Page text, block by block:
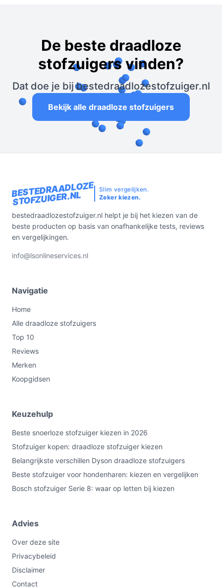
De beste draadloze
stofzuigers vinden?
Dat doe je bij bestedraadlozestofzuiger.nl
Bekijk alle draadloze stofzuigers
BESTEDRAADLOZE
STOFZUIGER.NL
Slim vergelijken.
Zeker kiezen.
bestedraadlozestofzuiger.nl helpt je bij het kiezen van de
beste producten op basis van onafhankelijke tests, reviews
en vergelijkingen.
info@lsonlineservices.nl
Navigatie
Home
Alle draadloze stofzuigers
Top 10
Reviews
Merken
Koopgidsen
Keuzehulp
Beste snoerloze stofzuiger kiezen in 2026
Stofzuiger kopen: draadloze stofzuiger kiezen
Belangrijkste verschillen Dyson draadloze stofzuigers
Beste stofzuiger voor hondenharen: kiezen en vergelijken
Bosch stofzuiger Serie 8: waar op letten bij kiezen
Advies
Over deze site
Privacybeleid
Disclaimer
Contact